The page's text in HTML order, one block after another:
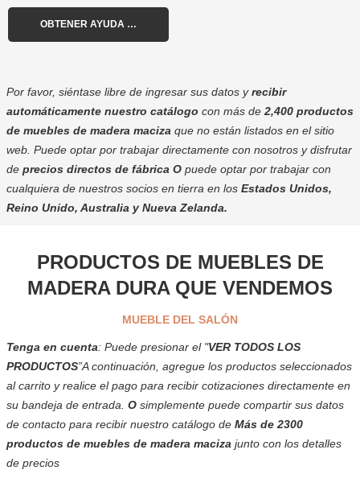
Por favor, siéntase libre de ingresar sus datos yrecibir
automáticamente nuestro catálogo con más de 2,400 productos
de muebles de madera maciza que no están listados en el sitio
web. Puede optar por trabajar directamente con nosotros y disfrutar
de precios directos de fábrica Opuede optar por trabajar con
cualquiera de nuestros socios en tierra en los Estados Unidos,
Reino Unido, Australia y Nueva Zelanda.
PRODUCTOS DE MUEBLES DE
MADERA DURA QUE VENDEMOS
MUEBLE DEL SALÓN
Tenga en cuenta: Puede presionar el "VER TODOS LOS
PRODUCTOS”A continuación, agregue los productos seleccionados
al carrito y realice el pago para recibir cotizaciones directamente en
su bandeja de entrada. Osimplemente puede compartir sus datos
de contacto para recibir nuestro catálogo de Más de 2300
productos de muebles de madera maciza junto con los detalles
de precios